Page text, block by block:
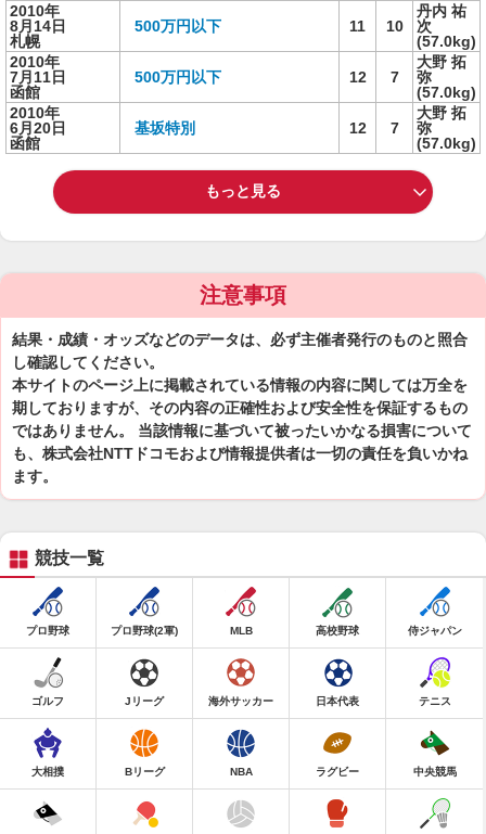
2010年
8月14日
札幌
500万円以下 11 10
丹内 祐
次
(57.0kg)
2010年
7月11日
函館
500万円以下 12 7
大野 拓
弥
(57.0kg)
2010年
6月20日
函館
基坂特別 12 7
大野 拓
弥
(57.0kg)
もっと見る
注意事項
結果・成績・オッズなどのデータは、必ず主催者発行のものと照合
し確認してください。
本サイトのページ上に掲載されている情報の内容に関しては万全を
期しておりますが、その内容の正確性および安全性を保証するもの
ではありません。 当該情報に基づいて被ったいかなる損害について
も、株式会社NTTドコモおよび情報提供者は一切の責任を負いかね
ます。
競技一覧
プロ野球 プロ野球(2軍) MLB 高校野球 侍ジャパン
ゴルフ Jリーグ 海外サッカー 日本代表 テニス
大相撲 Bリーグ NBA ラグビー 中央競馬